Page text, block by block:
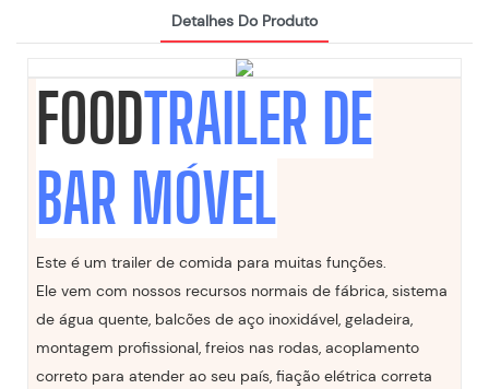
Detalhes Do Produto
FOODTRAILER DE
BAR MÓVEL
Este é um trailer de comida para muitas funções.
Ele vem com nossos recursos normais de fábrica, sistema
de água quente, balcões de aço inoxidável, geladeira,
montagem profissional, freios nas rodas, acoplamento
correto para atender ao seu país, fiação elétrica correta